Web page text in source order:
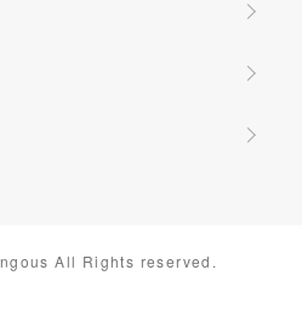
All Rights reserved.